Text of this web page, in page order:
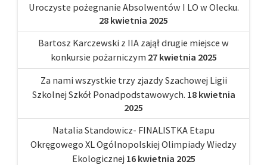
Uroczyste pożegnanie Absolwentów I LO w Olecku.
28 kwietnia 2025
Bartosz Karczewski z IIA zajął drugie miejsce w
konkursie pożarniczym 27 kwietnia 2025
Za nami wszystkie trzy zjazdy Szachowej Ligii
Szkolnej Szkół Ponadpodstawowych. 18 kwietnia
2025
Natalia Standowicz- FINALISTKA Etapu
Okręgowego XL Ogólnopolskiej Olimpiady Wiedzy
Ekologicznej 16 kwietnia 2025